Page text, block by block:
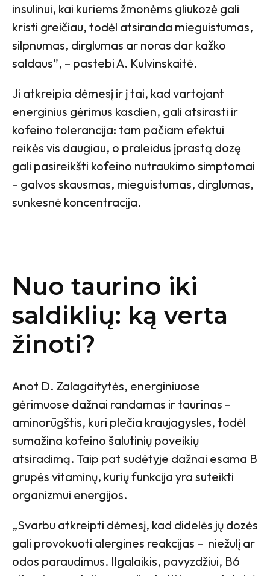
insulinui, kai kuriems žmonėms gliukozė gali
kristi greičiau, todėl atsiranda mieguistumas,
silpnumas, dirglumas ar noras dar kažko
saldaus”, – pastebi A. Kulvinskaitė.
Ji atkreipia dėmesį ir į tai, kad vartojant
energinius gėrimus kasdien, gali atsirasti ir
kofeino tolerancija: tam pačiam efektui
reikės vis daugiau, o praleidus įprastą dozę
gali pasireikšti kofeino nutraukimo simptomai
– galvos skausmas, mieguistumas, dirglumas,
sunkesnė koncentracija.
Nuo taurino iki
saldiklių: ką verta
žinoti?
Anot D. Zalagaitytės, energiniuose
gėrimuose dažnai randamas ir taurinas –
aminorūgštis, kuri plečia kraujagysles, todėl
sumažina kofeino šalutinių poveikių
atsiradimą. Taip pat sudėtyje dažnai esama B
grupės vitaminų, kurių funkcija yra suteikti
organizmui energijos.
„Svarbu atkreipti dėmesį, kad didelės jų dozės
gali provokuoti alergines reakcijas – niežulį ar
odos paraudimus. Ilgalaikis, pavyzdžiui, B6